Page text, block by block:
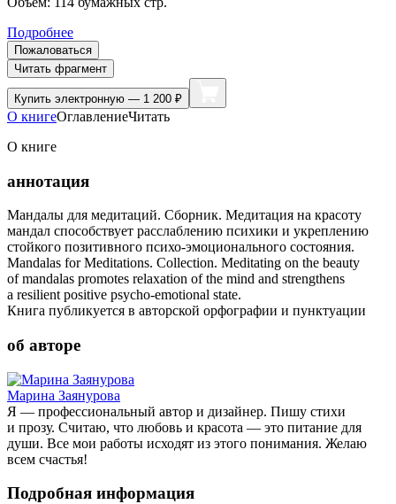
Подробнее
Пожаловаться
Читать фрагмент
Купить электронную — 1 200 ₽
О книгеОглавлениеЧитать
О книге
аннотация
Мандалы для медитаций. Сборник. Медитация на красоту
мандал способствует расслаблению психики и укреплению
стойкого позитивного психо-эмоционального состояния.
Mandalas for Meditations. Collection. Meditating on the beauty
of mandalas promotes relaxation of the mind and strengthens
a resilient positive psycho-emotional state.
Книга публикуется в авторской орфографии и пунктуации
об авторе
Марина Заянурова
Я — профессиональный автор и дизайнер. Пишу стихи
и прозу. Считаю, что любовь и красота — это питание для
души. Все мои работы исходят из этого понимания. Желаю
всем счастья!
Подробная информация